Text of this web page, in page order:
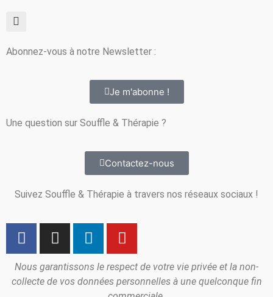
Abonnez-vous à notre Newsletter :
Je m'abonne !
Une question sur Souffle & Thérapie ?
Contactez-nous
Suivez Souffle & Thérapie à travers nos réseaux sociaux !
Nous garantissons le respect de votre vie privée et la non-
collecte de vos données personnelles à une quelconque fin